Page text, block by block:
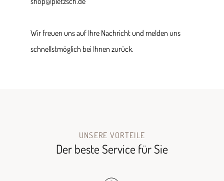
Wir freuen uns auf Ihre Nachricht und melden uns
schnellstmöglich bei Ihnen zurück.
UNSERE VORTEILE
Der beste Service für Sie